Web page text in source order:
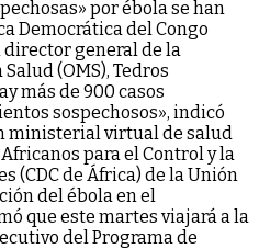
por ébola se han
Democrática del Congo
director general de la
(OMS), Tedros
más de 900 casos
sospechosos», indicó
ministerial virtual de salud
para el Control y la
(CDC de África) de la Unión
del ébola en el
que este martes viajará a la
del Programa de